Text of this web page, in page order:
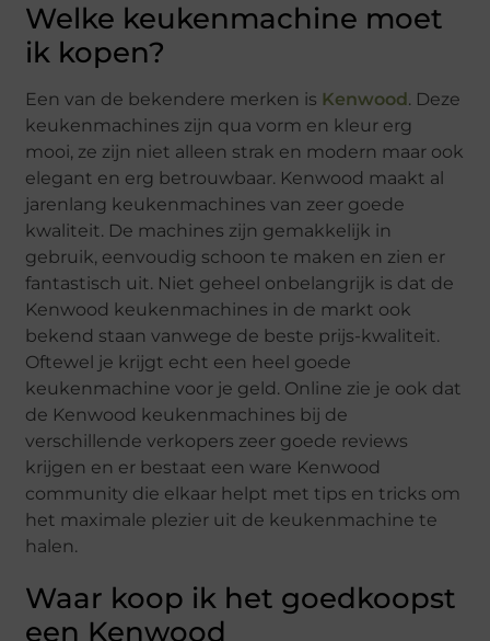
Welke keukenmachine moet
ik kopen?
Een van de bekendere merken is Kenwood . Deze
keukenmachines zijn qua vorm en kleur erg
mooi, ze zijn niet alleen strak en modern maar ook
elegant en erg betrouwbaar. Kenwood maakt al
jarenlang keukenmachines van zeer goede
kwaliteit. De machines zijn gemakkelijk in
gebruik, eenvoudig schoon te maken en zien er
fantastisch uit. Niet geheel onbelangrijk is dat de
Kenwood keukenmachines in de markt ook
bekend staan vanwege de beste prijs-kwaliteit.
Oftewel je krijgt echt een heel goede
keukenmachine voor je geld. Online zie je ook dat
de Kenwood keukenmachines bij de
verschillende verkopers zeer goede reviews
krijgen en er bestaat een ware Kenwood
community die elkaar helpt met tips en tricks om
het maximale plezier uit de keukenmachine te
halen.
Waar koop ik het goedkoopst
een Kenwood